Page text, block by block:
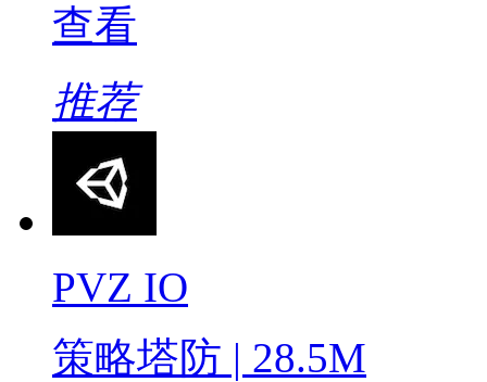
查看
推荐
PVZ IO
策略塔防 | 28.5M